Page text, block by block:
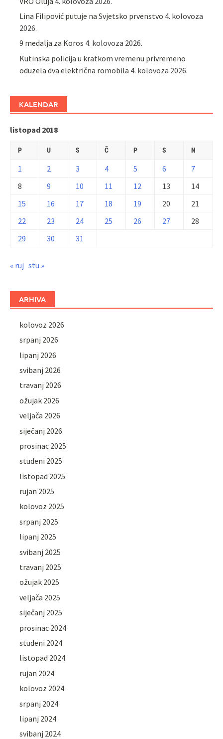
Lina Filipović putuje na Svjetsko prvenstvo 4. kolovoza
2026.
9 medalja za Koros 4. kolovoza 2026.
Kutinska policija u kratkom vremenu privremeno
oduzela dva električna romobila 4. kolovoza 2026.
KALENDAR
listopad 2018
P U S Č P S N
1 2 3 4 5 6
7
8
9 10 11 12 13
14
15
16 17 18 19 20
21
22
23 24 25 26 27
28
29
30 31
« ruj stu »
ARHIVA
kolovoz 2026
srpanj 2026
lipanj 2026
svibanj 2026
travanj 2026
ožujak 2026
veljača 2026
siječanj 2026
prosinac 2025
studeni 2025
listopad 2025
rujan 2025
kolovoz 2025
srpanj 2025
lipanj 2025
svibanj 2025
travanj 2025
ožujak 2025
veljača 2025
siječanj 2025
prosinac 2024
studeni 2024
listopad 2024
rujan 2024
kolovoz 2024
srpanj 2024
lipanj 2024
svibanj 2024